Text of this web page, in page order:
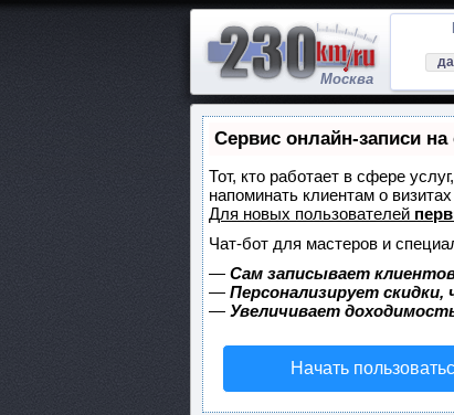
Москва
да
Сервис онлайн-записи
Тот, кто работает в сфере
напоминать клиентам о
Для новых пользователей
Чат-бот для мастеров и
— Сам записывает
— Персонализирует
— Увеличивает
Начать